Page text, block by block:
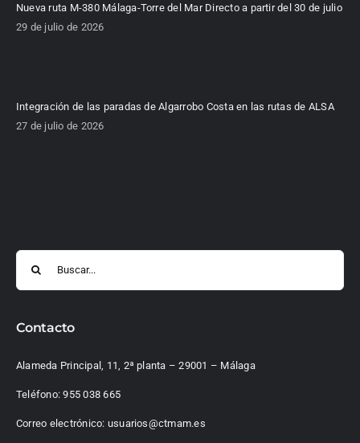
Nueva ruta M-380 Málaga-Torre del Mar Directo a partir del 30 de julio
29 de julio de 2026
Integración de las paradas de Algarrobo Costa en las rutas de ALSA
27 de julio de 2026
Contacto
Alameda Principal, 11, 2ª planta – 29001 – Málaga
Teléfono:955 038 665
Correo electrónico: usuarios@ctmam.es